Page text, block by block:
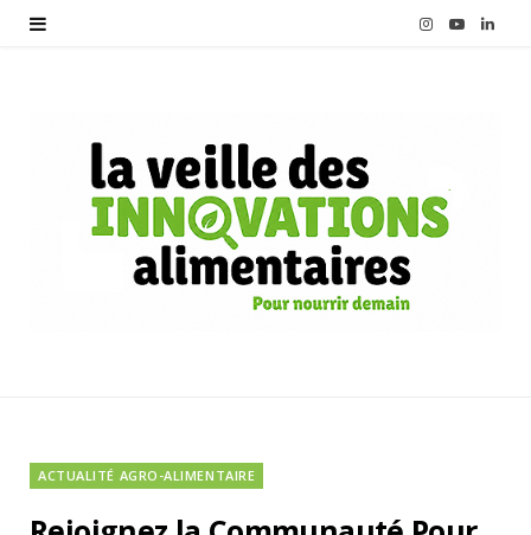
I
a
Y L
ACTUALITÉ AGRO-ALIMENTAIRE